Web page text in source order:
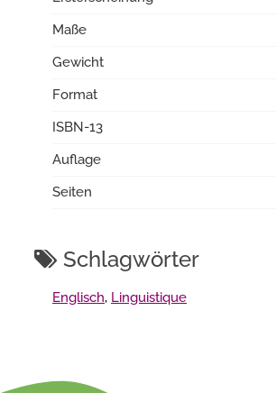
Maße
Gewicht
Format
ISBN-13
Auflage
Seiten
Schlagwörter
Englisch, Linguistique